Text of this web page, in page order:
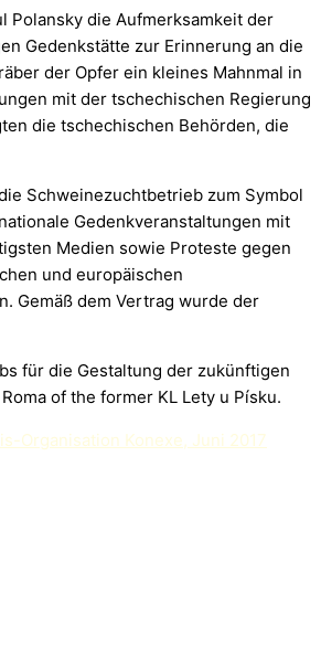
Polansky die Aufmerksamkeit der
Gedenkstätte zur Erinnerung an die
der Opfer ein kleines Mahnmal in
mit der tschechischen Regierung
die tschechischen Behörden, die
Schweinezuchtbetrieb zum Symbol
Gedenkveranstaltungen mit
Medien sowie Proteste gegen
und europäischen
Gemäß dem Vertrag wurde der
für die Gestaltung der zukünftigen
of the former KL Lety u Písku.
Organisation Konexe, Juni 2017